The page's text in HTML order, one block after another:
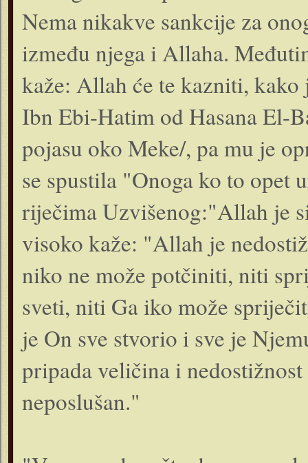
Nema nikakve sankcije za
između njega i Allaha.
kaže: Allah će te kazniti,
Ibn Ebi-Hatim od Hasana El-
pojasu oko Meke/, pa mu je
se spustila "Onoga ko to
riječima Uzvišenog:"Allah je
visoko kaže: "Allah je
niko ne može potčiniti, niti
sveti, niti Ga iko može
je On sve stvorio i sve je
pripada veličina i
neposlušan."